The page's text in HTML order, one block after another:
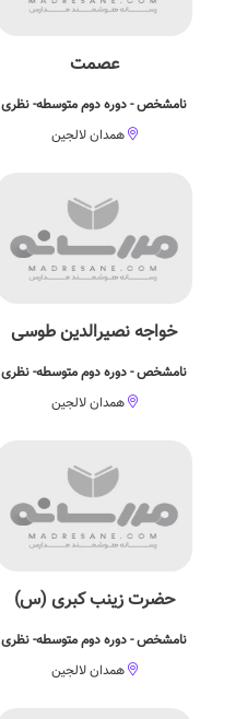
عصمت
نامشخص - دوره دوم متوسطه- نظری
همدان لالجین
خواجه نصیرالدین طوسی
نامشخص - دوره دوم متوسطه- نظری
همدان لالجین
حضرت زینب کبری (س)
نامشخص - دوره دوم متوسطه- نظری
همدان لالجین